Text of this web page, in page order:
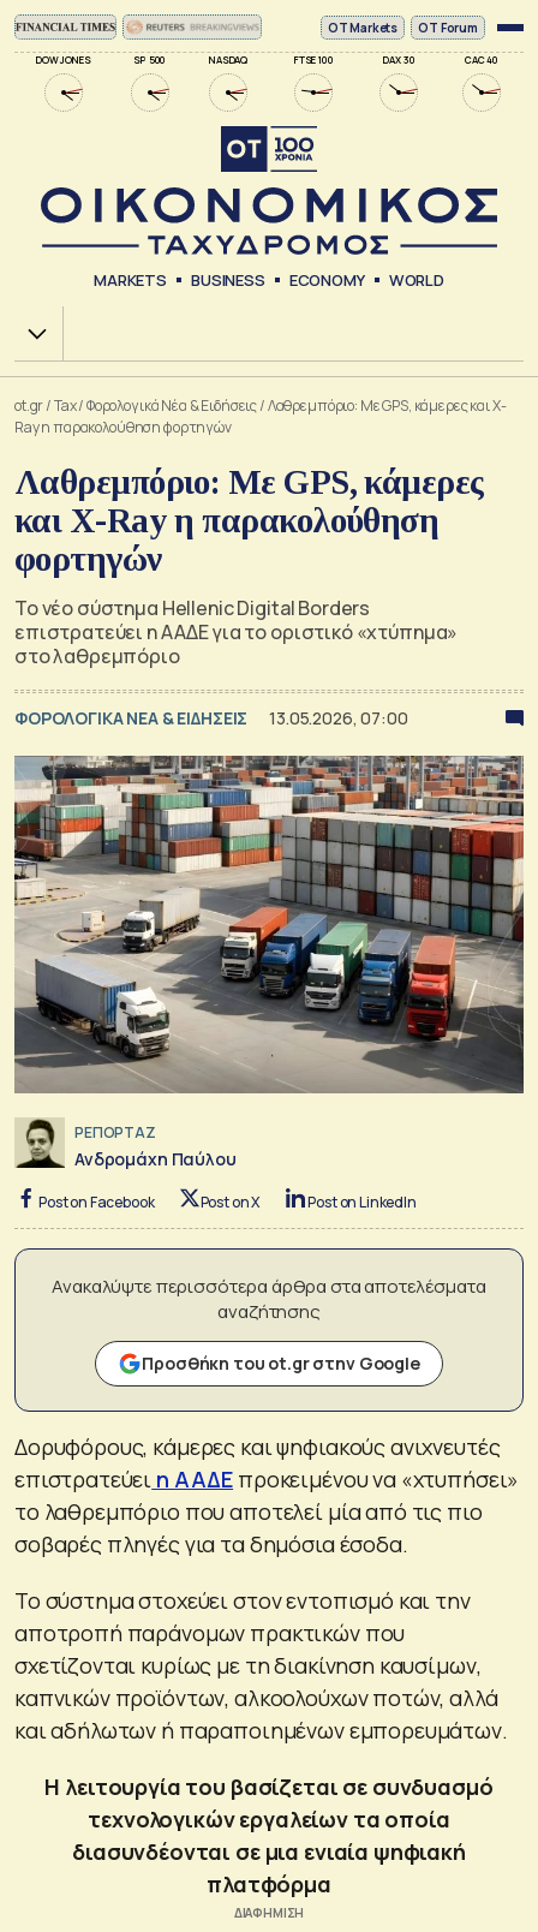
DOW JONES SP 500 NASDAQ FTSE 100 DAX 30 CAC 40
ΟΤ Markets OT Forum
MARKETS BUSINESS ECONOMY WORLD
Χ.Α.
ot.gr/Tax/Φορολογικά Νέα & Eιδήσεις/Λαθρεμπόριο: Με GPS, κάμερες και X-
Ray η παρακολούθηση φορτηγών
Λαθρεμπόριο: Με GPS, κάμερες
και X-Ray η παρακολούθηση
φορτηγών
Το νέο σύστημα Hellenic Digital Borders
επιστρατεύει η ΑΑΔΕ για το οριστικό «χτύπημα»
στο λαθρεμπόριο
ΦΟΡΟΛΟΓΙΚΑ ΝΕΑ & EΙΔΗΣΕΙΣ 13.05.2026, 07:00
ΡΕΠΟΡΤΑΖ
Ανδρομάχη Παύλου
Post on Facebook Post on X Post on LinkedIn
Ανακαλύψτε περισσότερα άρθρα στα αποτελέσματα
αναζήτησης
Προσθήκη του ot.gr στην Google
Δορυφόρους, κάμερες και ψηφιακούς ανιχνευτές
επιστρατεύει η ΑΑΔΕ προκειμένου να «χτυπήσει»
το λαθρεμπόριο που αποτελεί μία από τις πιο
σοβαρές πληγές για τα δημόσια έσοδα.
Το σύστημα στοχεύει στον εντοπισμό και την
αποτροπή παράνομων πρακτικών που
σχετίζονται κυρίως με τη διακίνηση καυσίμων,
καπνικών προϊόντων, αλκοολούχων ποτών, αλλά
και αδήλωτων ή παραποιημένων εμπορευμάτων.
Η λειτουργία του βασίζεται σε συνδυασμό
τεχνολογικών εργαλείων τα οποία
διασυνδέονται σε μια ενιαία ψηφιακή
πλατφόρμα